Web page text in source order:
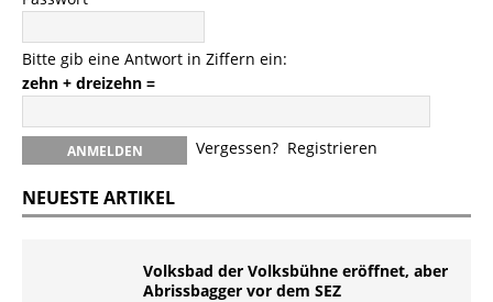
Bitte gib eine Antwort in Ziffern ein:
zehn + dreizehn =
Vergessen? Registrieren
NEUESTE ARTIKEL
Volksbad der Volksbühne eröffnet, aber
Abrissbagger vor dem SEZ